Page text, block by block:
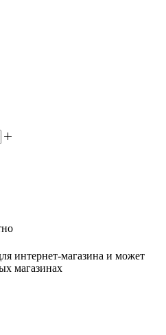
интернет-магазина и может
магазинах